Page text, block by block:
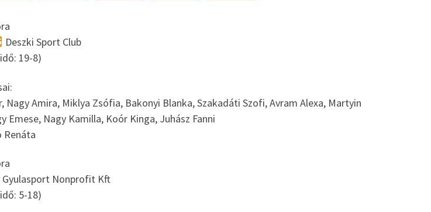
Deszki Sport Club
19-8)
Nagy Amira, Miklya Zsófia, Bakonyi Blanka, Szakadáti Szofi, Avram Alexa, Martyin
Emese, Nagy Kamilla, Koór Kinga, Juhász Fanni
Renáta
Gyulasport Nonprofit Kft
5-18)